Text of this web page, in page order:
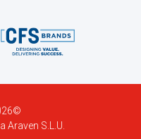
Araven S.L.U.